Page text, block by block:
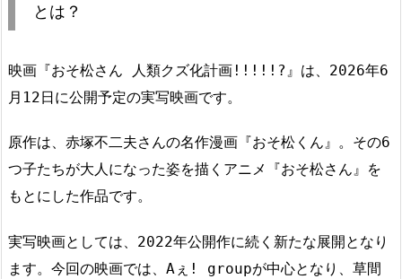
とは？
映画『おそ松さん 人類クズ化計画!!!!!?』は、2026年6
月12日に公開予定の実写映画です。
原作は、赤塚不二夫さんの名作漫画『おそ松くん』。その6
つ子たちが大人になった姿を描くアニメ『おそ松さん』を
もとにした作品です。
実写映画としては、2022年公開作に続く新たな展開となり
ます。今回の映画では、Aぇ! groupが中心となり、草間